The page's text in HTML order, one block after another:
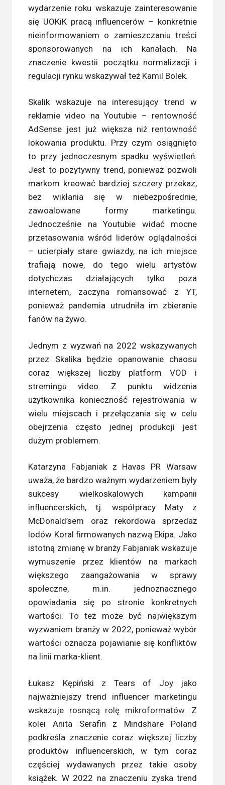
wydarzenie roku wskazuje zainteresowanie
się UOKiK pracą influencerów – konkretnie
nieinformowaniem o zamieszczaniu treści
sponsorowanych na ich kanałach. Na
znaczenie kwestii początku normalizacji i
regulacji rynku wskazywał też Kamil Bolek.
Skalik wskazuje na interesujący trend w
reklamie video na Youtubie – rentowność
AdSense jest już większa niż rentowność
lokowania produktu. Przy czym osiągnięto
to przy jednoczesnym spadku wyświetleń.
Jest to pozytywny trend, ponieważ pozwoli
markom kreować bardziej szczery przekaz,
bez wikłania się w niebezpośrednie,
zawoalowane formy marketingu.
Jednocześnie na Youtubie widać mocne
przetasowania wśród liderów oglądalności
– ucierpiały stare gwiazdy, na ich miejsce
trafiają nowe, do tego wielu artystów
dotychczas działających tylko poza
internetem, zaczyna romansować z YT,
ponieważ pandemia utrudniła im zbieranie
fanów na żywo.
Jednym z wyzwań na 2022 wskazywanych
przez Skalika będzie opanowanie chaosu
coraz większej liczby platform VOD i
stremingu video. Z punktu widzenia
użytkownika konieczność rejestrowania w
wielu miejscach i przełączania się w celu
obejrzenia często jednej produkcji jest
dużym problemem.
Katarzyna Fabjaniak z Havas PR Warsaw
uważa, że bardzo ważnym wydarzeniem były
sukcesy wielkoskalowych kampanii
influencerskich, tj. współpracy Maty z
McDonald’sem oraz rekordowa sprzedaż
lodów Koral firmowanych nazwą Ekipa. Jako
istotną zmianę w branży Fabjaniak wskazuje
wymuszenie przez klientów na markach
większego zaangażowania w sprawy
społeczne, m.in. jednoznacznego
opowiadania się po stronie konkretnych
wartości. To też może być największym
wyzwaniem branży w 2022, ponieważ wybór
wartości oznacza pojawianie się konfliktów
na linii marka-klient.
Łukasz Kępiński z Tears of Joy jako
najważniejszy trend influencer marketingu
wskazuje rosnącą rolę mikroformatów. Z
kolei Anita Serafin z Mindshare Poland
podkreśla znaczenie coraz większej liczby
produktów influencerskich, w tym coraz
częściej wydawanych przez takie osoby
książek. W 2022 na znaczeniu zyska trend